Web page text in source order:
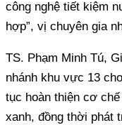
công nghệ tiết kiệm
hợp”, vị chuyên gia
TS. Phạm Minh Tú,
nhánh khu vực 13
tục hoàn thiện cơ
xanh, đồng thời phát